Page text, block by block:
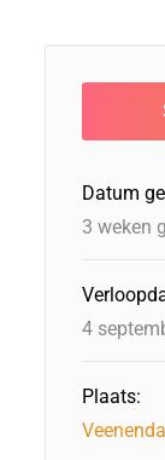
e
b
o
o
k
k
e
d
n
Datum
3 weken
4
Plaats: